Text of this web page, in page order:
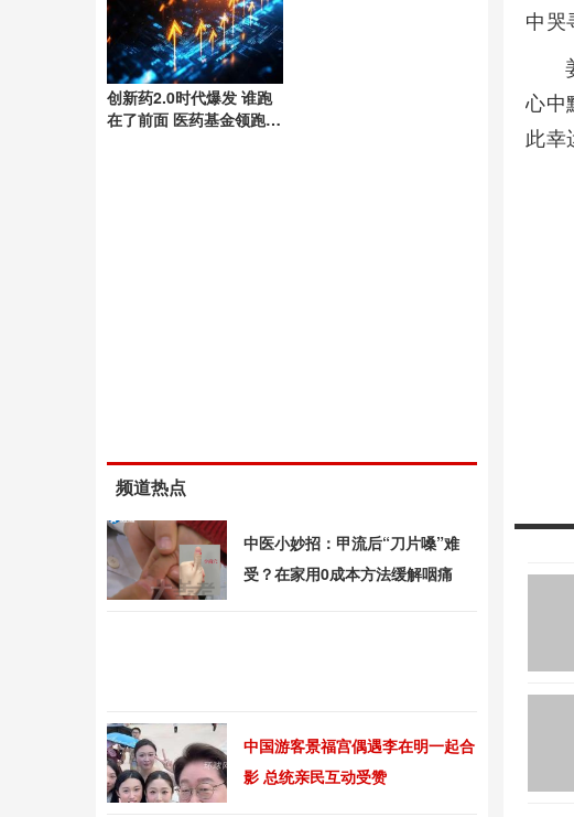
中哭
心中
此幸
创新药2.0时代爆发 谁跑
在了前面 医药基金领跑市
频道热点
中医小妙招：甲流后“刀片嗓”难
受？在家用0成本方法缓解咽痛
中国游客景福宫偶遇李在明一起合
影 总统亲民互动受赞